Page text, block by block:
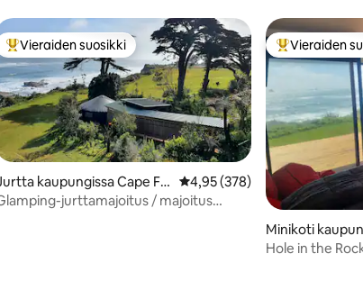
arvio 5/5, 15 arvostelua
Vieraiden suosikkien parhaimmistoa
Vieraiden suosikki
kaupungissa Cape Fo
Keskimääräinen arvio 4,95/5,
4,95 (378)
jurttamajoitus / majoitus
Vieraiden
Vieraiden
Minikoti
ulwind
Hole in the